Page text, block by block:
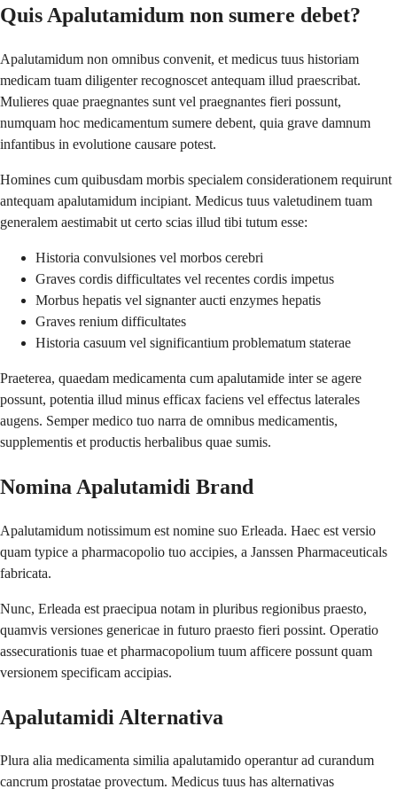
Quis Apalutamidum non sumere debet?
Apalutamidum non omnibus convenit, et medicus tuus historiam
medicam tuam diligenter recognoscet antequam illud praescribat.
Mulieres quae praegnantes sunt vel praegnantes fieri possunt,
numquam hoc medicamentum sumere debent, quia grave damnum
infantibus in evolutione causare potest.
Homines cum quibusdam morbis specialem considerationem requirunt
antequam apalutamidum incipiant. Medicus tuus valetudinem tuam
generalem aestimabit ut certo scias illud tibi tutum esse:
Historia convulsiones vel morbos cerebri
Graves cordis difficultates vel recentes cordis impetus
Morbus hepatis vel signanter aucti enzymes hepatis
Graves renium difficultates
Historia casuum vel significantium problematum staterae
Praeterea, quaedam medicamenta cum apalutamide inter se agere
possunt, potentia illud minus efficax faciens vel effectus laterales
augens. Semper medico tuo narra de omnibus medicamentis,
supplementis et productis herbalibus quae sumis.
Nomina Apalutamidi Brand
Apalutamidum notissimum est nomine suo Erleada. Haec est versio
quam typice a pharmacopolio tuo accipies, a Janssen Pharmaceuticals
fabricata.
Nunc, Erleada est praecipua notam in pluribus regionibus praesto,
quamvis versiones genericae in futuro praesto fieri possint. Operatio
assecurationis tuae et pharmacopolium tuum afficere possunt quam
versionem specificam accipias.
Apalutamidi Alternativa
Plura alia medicamenta similia apalutamido operantur ad curandum
cancrum prostatae provectum. Medicus tuus has alternativas